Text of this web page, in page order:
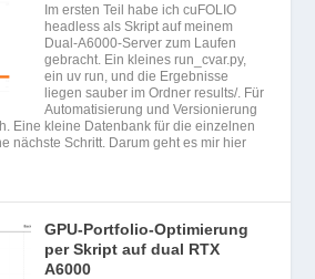
Im ersten Teil habe ich cuFOLIO
headless als Skript auf meinem
Dual-A6000-Server zum Laufen
gebracht. Ein kleines run_cvar.py,
ein uv run, und die Ergebnisse
liegen sauber im Ordner results/. Für
Automatisierung und Versionierung
Eine kleine Datenbank für die einzelnen
nächste Schritt. Darum geht es mir hier
GPU-Portfolio-Optimierung
per Skript auf dual RTX
A6000